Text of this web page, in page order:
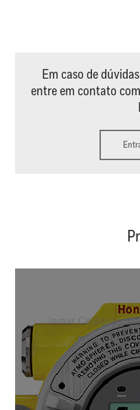
Em caso de
entre em contato